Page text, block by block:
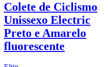
Colete de Ciclismo
Unissexo Electric
Preto e Amarelo
fluorescente